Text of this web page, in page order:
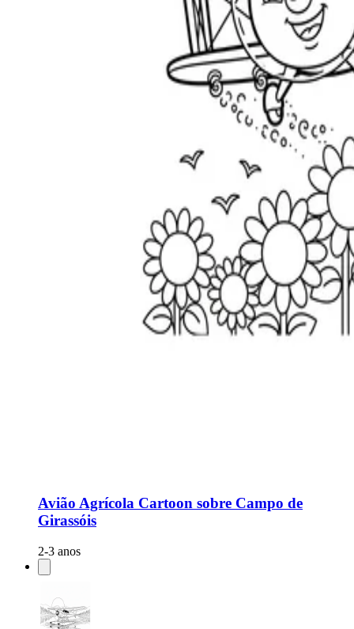
Avião Agrícola Cartoon sobre Campo de
Girassóis
2-3 anos